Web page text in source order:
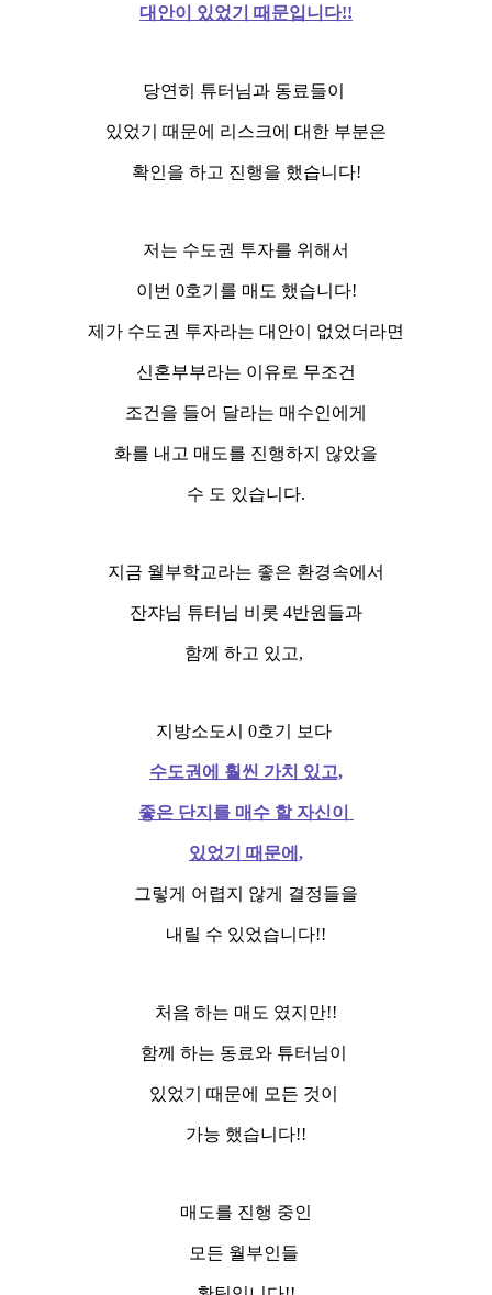
대안이 있었기 때문입니다!!
당연히 튜터님과 동료들이
있었기 때문에 리스크에 대한 부분은
확인을 하고 진행을 했습니다!
저는 수도권 투자를 위해서
이번 0호기를 매도 했습니다!
제가 수도권 투자라는 대안이 없었더라면
신혼부부라는 이유로 무조건
조건을 들어 달라는 매수인에게
화를 내고 매도를 진행하지 않았을
수 도 있습니다.
지금 월부학교라는 좋은 환경속에서
잔쟈님 튜터님 비롯 4반원들과
함께 하고 있고,
지방소도시 0호기 보다
수도권에 훨씬 가치 있고,
좋은 단지를 매수 할 자신이
있었기 때문에,
그렇게 어렵지 않게 결정들을
내릴 수 있었습니다!!
처음 하는 매도 였지만!!
함께 하는 동료와 튜터님이
있었기 때문에 모든 것이
가능 했습니다!!
매도를 진행 중인
모든 월부인들